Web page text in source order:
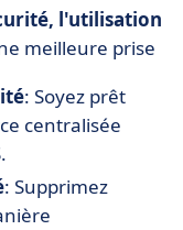
l'utilisation
meilleure prise
: Soyez prêt
centralisée
: Supprimez